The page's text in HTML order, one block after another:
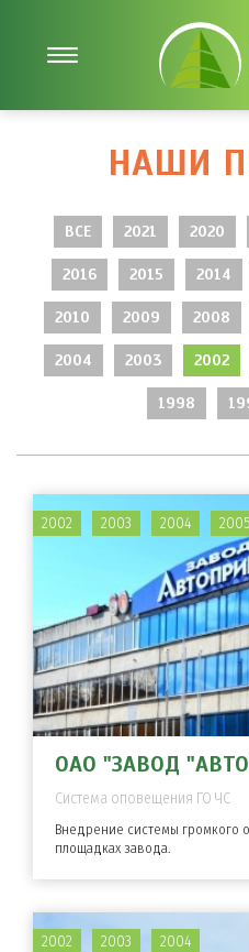
НАШИ
ВСЕ 2021 2020
2016 2015 2014
2010 2009 2008
2004 2003 2002
1998
ОАО "ЗАВОД
Система оповещения ГО ЧС
Внедрение системы громкого
площадках завода.
2002 2003 2004 2005
2002 2003 2004